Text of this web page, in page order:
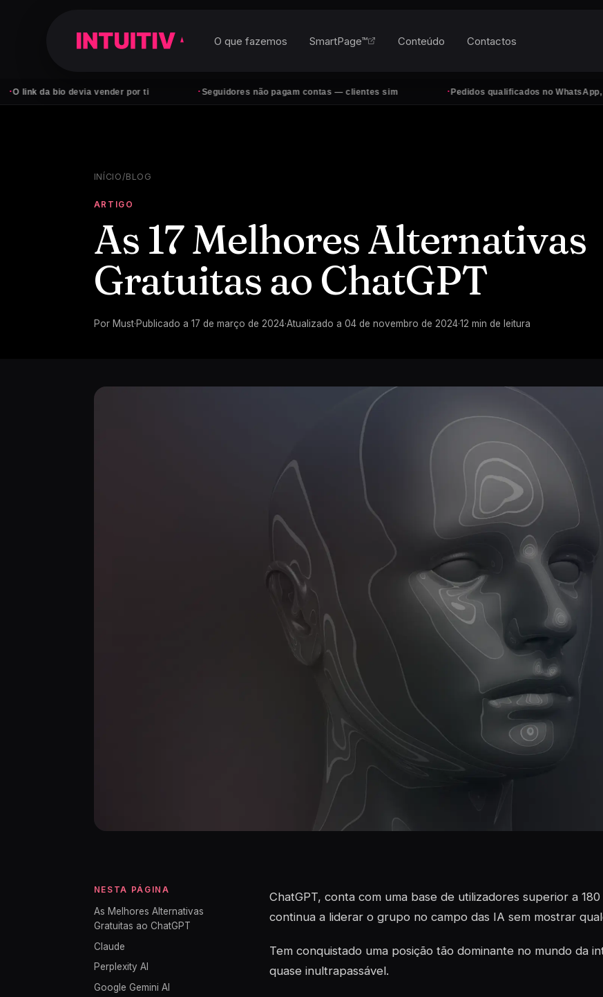
bio devia vender por ti Seguidores não pagam contas — clientes sim Pedidos qualificados no WhatsApp, todos
O que fazemos SmartPage™ Conteúdo Contactos
INÍCIO/BLOG
ARTIGO
As 17 Melhores Alternativas
Gratuitas ao ChatGPT
Por Must·Publicado a 17 de março de 2024·Atualizado a 04 de novembro de 2024·12 min de leitura
NESTA PÁGINA
As Melhores Alternativas
Gratuitas ao ChatGPT
Claude
Perplexity AI
Google Gemini AI
ChatGPT, conta com uma base de utilizadores superior a
continua a liderar o grupo no campo das IA sem mostrar
Tem conquistado uma posição tão dominante no mundo da
quase inultrapassável.